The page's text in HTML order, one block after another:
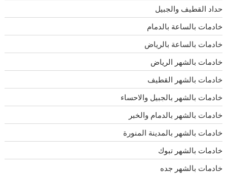
حداد القطيف والجبيل
خادمات بالساعة بالدمام
خادمات بالساعة بالرياض
خادمات بالشهر الرياض
خادمات بالشهر القطيف
خادمات بالشهر بالجبيل والاحساء
خادمات بالشهر بالدمام والخبر
خادمات بالشهر بالمدينة المنورة
خادمات بالشهر تبوك
خادمات بالشهر جده